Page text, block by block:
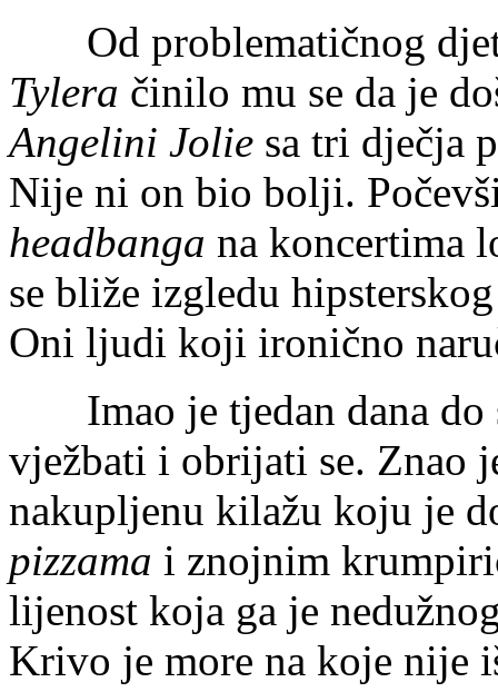
Od problematičnog
Tylera činilo mu se da je
Angelini Jolie sa tri dječja
Nije ni on bio bolji.
headbanga na koncertima
se bliže izgledu
Oni ljudi koji ironično
Imao je tjedan dana do
vježbati i obrijati se. Znao
nakupljenu kilažu koju je
pizzama i znojnim
lijenost koja ga je
Krivo je more na koje nije